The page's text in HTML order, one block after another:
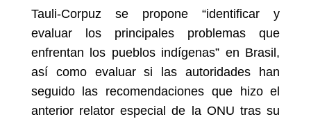
Tauli-Corpuz se propone “identificar y
evaluar los principales problemas que
enfrentan los pueblos indígenas” en Brasil,
así como evaluar si las autoridades han
seguido las recomendaciones que hizo el
anterior relator especial de la ONU tras su